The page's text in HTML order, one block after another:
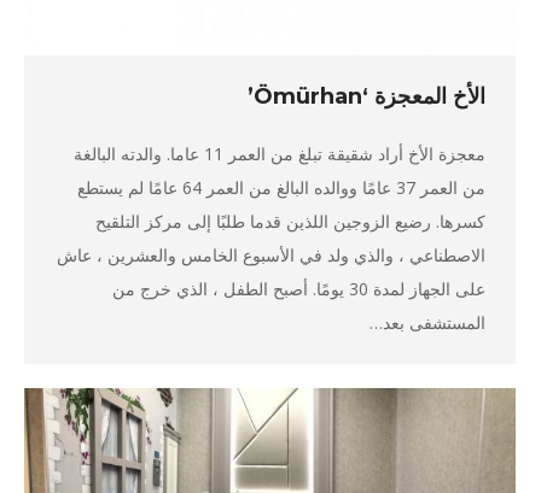
الأخ المعجزة ‘Ömürhan’
معجزة الأخ أراد شقيقة تبلغ من العمر 11 عاما. والدته البالغة
من العمر 37 عامًا ووالده البالغ من العمر 64 عامًا لم يستطع
كسرها. رضيع الزوجين اللذين قدما طلبًا إلى مركز التلقيح
الاصطناعي ، والذي ولد في الأسبوع الخامس والعشرين ، عاش
على الجهاز لمدة 30 يومًا. أصبح الطفل ، الذي خرج من
المستشفى بعد…